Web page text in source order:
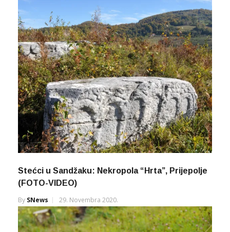
Stećci u Sandžaku: Nekropola “Hrta”, Prijepolje
(FOTO-VIDEO)
By SNews 29. Novembra 2020.